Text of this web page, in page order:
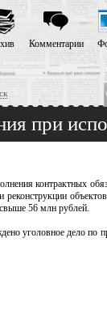
Комментарии
при
контрактных
свыше 56 млн рублей.
уголовное дело по